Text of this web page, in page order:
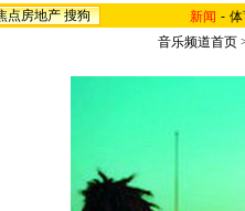
点房地产 搜狗 新闻 -
音乐频道首页